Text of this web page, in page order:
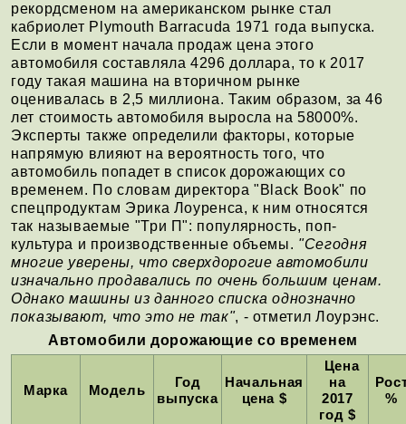
рекордсменом на американском рынке стал
кабриолет Plymouth Barracuda 1971 года выпуска.
Если в момент начала продаж цена этого
автомобиля составляла 4296 доллара, то к 2017
году такая машина на вторичном рынке
оценивалась в 2,5 миллиона. Таким образом, за 46
лет стоимость автомобиля выросла на 58000%.
Эксперты также определили факторы, которые
напрямую влияют на вероятность того, что
автомобиль попадет в список дорожающих со
временем. По словам директора "Black Book" по
спецпродуктам Эрика Лоуренса, к ним относятся
так называемые "Три П": популярность, поп-
культура и производственные объемы. "Сегодня
многие уверены, что сверхдорогие автомобили
изначально продавались по очень большим ценам.
Однако машины из данного списка однозначно
показывают, что это не так", - отметил Лоурэнс.
Автомобили дорожающие со временем
Марка Модель
Год
выпуска
Начальная
цена $
Цена
на
2017
год $
%